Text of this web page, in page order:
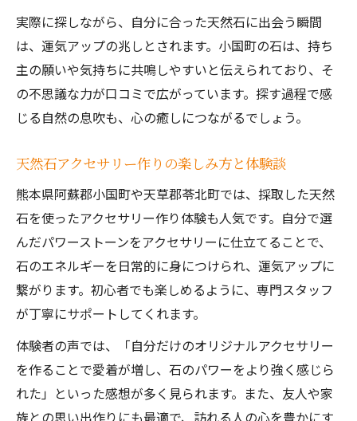
実際に探しながら、自分に合った天然石に出会う瞬間
は、運気アップの兆しとされます。小国町の石は、持ち
主の願いや気持ちに共鳴しやすいと伝えられており、そ
の不思議な力が口コミで広がっています。探す過程で感
じる自然の息吹も、心の癒しにつながるでしょう。
天然石アクセサリー作りの楽しみ方と体験談
熊本県阿蘇郡小国町や天草郡苓北町では、採取した天然
石を使ったアクセサリー作り体験も人気です。自分で選
んだパワーストーンをアクセサリーに仕立てることで、
石のエネルギーを日常的に身につけられ、運気アップに
繋がります。初心者でも楽しめるように、専門スタッフ
が丁寧にサポートしてくれます。
体験者の声では、「自分だけのオリジナルアクセサリー
を作ることで愛着が増し、石のパワーをより強く感じら
れた」といった感想が多く見られます。また、友人や家
族との思い出作りにも最適で、訪れる人の心を豊かにす